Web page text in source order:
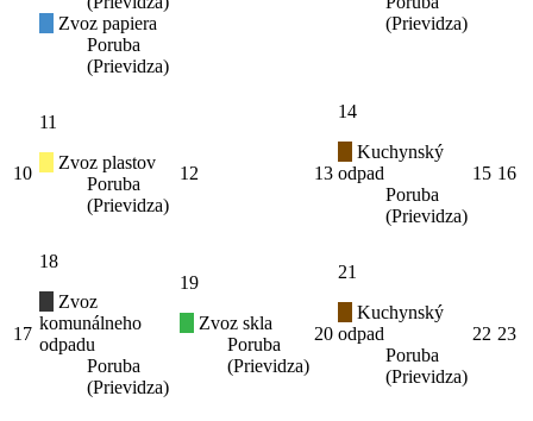
Zvoz papiera
Poruba
(Prievidza)
(Prievidza)
10
11
Zvoz plastov
Poruba
(Prievidza)
12 13
14
Kuchynský
odpad
Poruba
(Prievidza)
15 16
17
18
Zvoz
komunálneho
odpadu
Poruba
(Prievidza)
19
Zvoz skla
Poruba
(Prievidza)
20
21
Kuchynský
odpad
Poruba
(Prievidza)
22 23